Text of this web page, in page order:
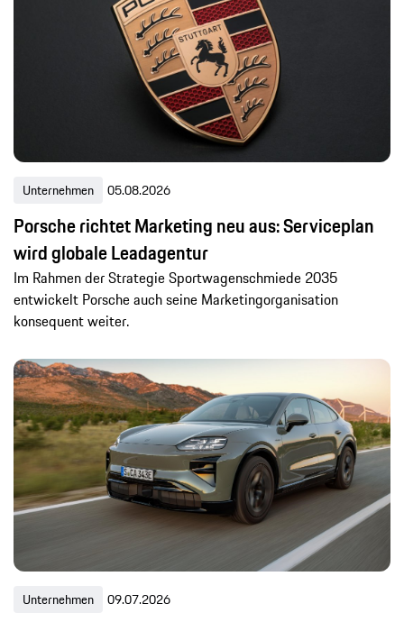
Unternehmen 05.08.2026
Porsche richtet Marketing neu aus: Serviceplan
wird globale Leadagentur
Im Rahmen der Strategie Sportwagenschmiede 2035
entwickelt Porsche auch seine Marketingorganisation
konsequent weiter.
Unternehmen 09.07.2026